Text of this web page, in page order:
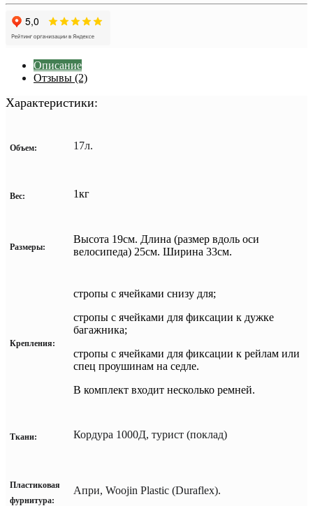
Описание
Отзывы (2)
Характеристики:
Объем: 17л.
Вес: 1кг
Размеры:
Высота 19см. Длина (размер вдоль оси
велосипеда) 25см. Ширина 33см.
Крепления:
стропы с ячейками снизу для;
стропы с ячейками для фиксации к дужке
багажника;
стропы с ячейками для фиксации к рейлам или
спец проушинам на седле.
В комплект входит несколько ремней.
Ткани: Кордура 1000Д, турист (поклад)
Пластиковая
фурнитура:
Апри, Woojin Plastiс (Duraflex).